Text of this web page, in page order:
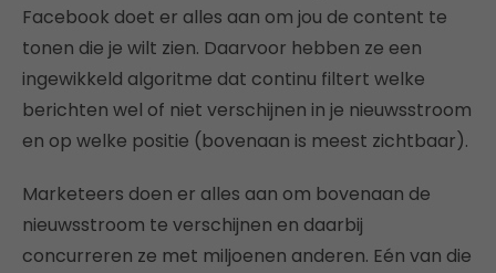
Facebook doet er alles aan om jou de content te
tonen die je wilt zien. Daarvoor hebben ze een
ingewikkeld algoritme dat continu filtert welke
berichten wel of niet verschijnen in je nieuwsstroom
en op welke positie (bovenaan is meest zichtbaar).
Marketeers doen er alles aan om bovenaan de
nieuwsstroom te verschijnen en daarbij
concurreren ze met miljoenen anderen. Eén van die